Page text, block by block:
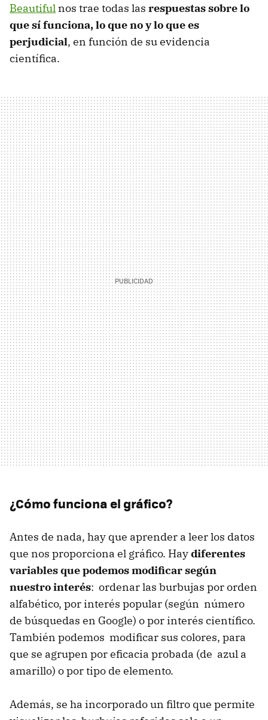
Beautiful nos trae todas las respuestas sobre lo
que sí funciona, lo que no y lo que es
perjudicial, en función de su evidencia
científica.
¿Cómo funciona el gráfico?
Antes de nada, hay que aprender a leer los datos
que nos proporciona el gráfico. Haydiferentes
variables que podemos modificar según
nuestro interés: ordenar las burbujas por orden
alfabético, por interés popular (según número
de búsquedas en Google) o por interés científico.
También podemos modificar sus colores, para
que se agrupen por eficacia probada (de azul a
amarillo) o por tipo de elemento.
Además, se ha incorporado un filtro que permite